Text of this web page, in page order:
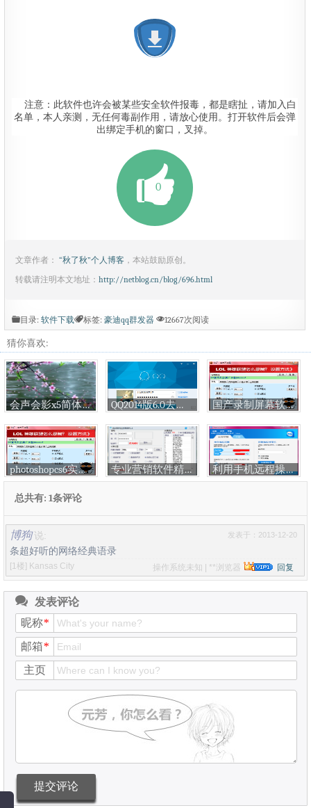
注意：此软件也许会被某些安全软件报毒，都是瞎扯，请加入白
名单，本人亲测，无任何毒副作用，请放心使用。打开软件后会弹
出绑定手机的窗口，叉掉。
0
文章作者： “秋了秋”个人博客 ，本站鼓励原创。
转载请注明本文地址： http://netblog.cn/blog/696.html
目录: 软件下载 标签: 豪迪qq群发器 12667次阅读
猜你喜欢:
会声会影x5简体中文免费下载 QQ2014版6.0去广告显ip绿化版下载 国产录制屏幕软件（破解版），VS屏幕录像专家
photoshopcs6实用教程发放-从进阶到高级教程下载 专业营销软件精准QQ号邮箱号采集器 一对一营销破解版下载 利用手机远程操作你的电脑
总共有: 1条评论
博狗 说: 发表于：2013-12-20
条超好听的网络经典语录
[1楼] Kansas City 操作系统未知 | **浏览器 回复
发表评论
昵称*
邮箱*
主页
提交评论